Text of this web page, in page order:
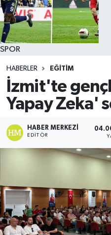
SPOR
HABERLER EĞİTİM
İzmit'te
Yapay Zeka'
HABER MERKEZI
EDITÖR